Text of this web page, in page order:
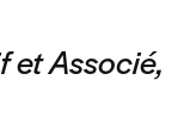
et Associé,